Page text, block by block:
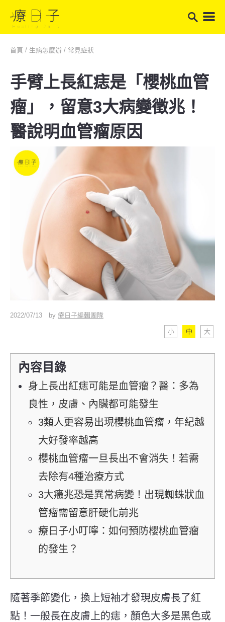
首頁 / 生病怎麼辦 / 常見症狀
手臂上長紅痣是「櫻桃血管
瘤」，留意3大病變徵兆！
醫說明血管瘤原因
2022/07/13 by 療日子編輯團隊
小 中 大
內容目錄
身上長出紅痣可能是血管瘤？醫：多為
良性，皮膚、內臟都可能發生
3類人更容易出現櫻桃血管瘤，年紀越
大好發率越高
櫻桃血管瘤一旦長出不會消失！若需
去除有4種治療方式
3大癥兆恐是異常病變！出現蜘蛛狀血
管瘤需留意肝硬化前兆
療日子小叮嚀：如何預防櫻桃血管瘤
的發生？
隨著季節變化，換上短袖才發現皮膚長了紅
點！一般長在皮膚上的痣，顏色大多是黑色或